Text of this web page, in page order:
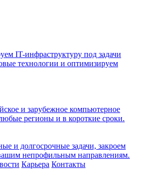
IT-инфраструктуру под задачи
технологии и оптимизируем
и зарубежное компьютерное
регионы и в короткие сроки.
и долгосрочные задачи, закроем
непрофильным направлениям.
Карьера Контакты